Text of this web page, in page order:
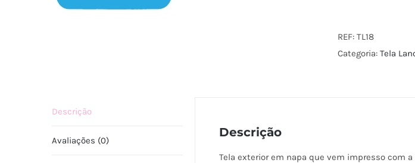
REF: TL18
Categoria: Tela
Descrição
Avaliações (0)
Descrição
Tela exterior em napa que vem impresso com